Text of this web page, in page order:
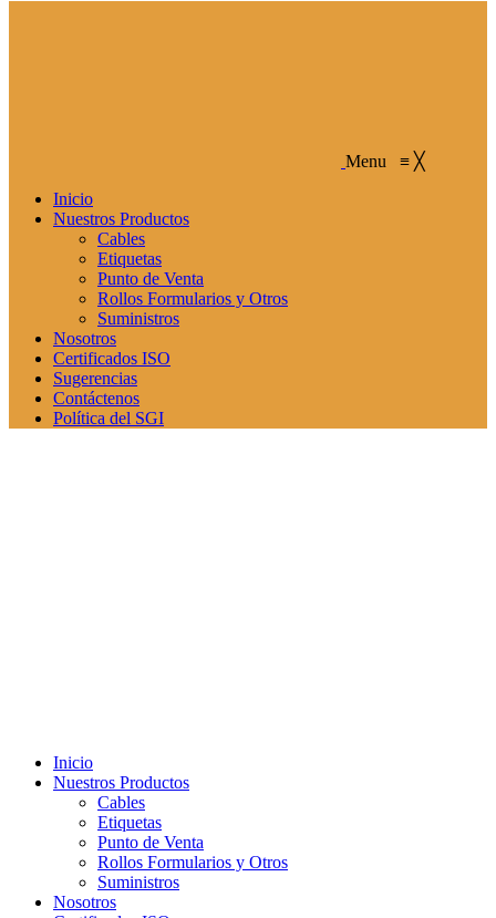
Menu ≡ ╳
Inicio
Nuestros Productos
Cables
Etiquetas
Punto de Venta
Rollos Formularios y Otros
Suministros
Nosotros
Certificados ISO
Sugerencias
Contáctenos
Política del SGI
Inicio
Nuestros Productos
Cables
Etiquetas
Punto de Venta
Rollos Formularios y Otros
Suministros
Nosotros